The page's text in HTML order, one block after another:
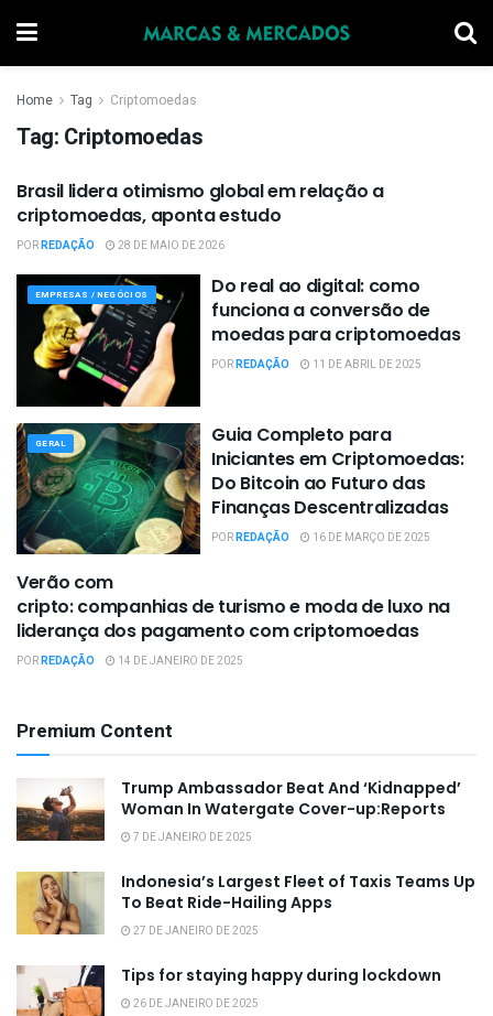
Home Tag Criptomoedas
Tag: Criptomoedas
GERAL
Brasil lidera otimismo global em relação a
criptomoedas, aponta estudo
PORREDAÇÃO 28 DE MAIO DE 2026
EMPRESAS / NEGÓCIOS
Do real ao digital: como
funciona a conversão de
moedas para criptomoedas
PORREDAÇÃO 11 DE ABRIL DE 2025
GERAL
Guia Completo para
Iniciantes em Criptomoedas:
Do Bitcoin ao Futuro das
Finanças Descentralizadas
PORREDAÇÃO 16 DE MARÇO DE 2025
EMPRESAS / NEGÓCIOS
Verão com
cripto: companhias de turismo e moda de luxo na
liderança dos pagamento com criptomoedas
PORREDAÇÃO 14 DE JANEIRO DE 2025
Premium Content
Trump Ambassador Beat And ‘Kidnapped’
Woman In Watergate Cover-up:Reports
7 DE JANEIRO DE 2025
Indonesia’s Largest Fleet of Taxis Teams Up
To Beat Ride-Hailing Apps
27 DE JANEIRO DE 2025
Tips for staying happy during lockdown
26 DE JANEIRO DE 2025